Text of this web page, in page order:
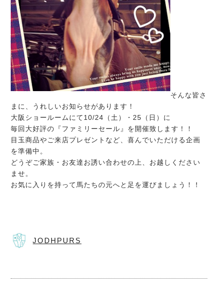
そんな皆さ
まに、うれしいお知らせがあります！
大阪ショールームにて10/24（土）・25（日）に
毎回大好評の『ファミリーセール』を開催致します！！
目玉商品やご来店プレゼントなど、喜んでいただける企画
を準備中。
どうぞご家族・お友達お誘い合わせの上、お越しください
ませ。
お気に入りを持って馬たちの元へと足を運びましょう！！
JODHPURS